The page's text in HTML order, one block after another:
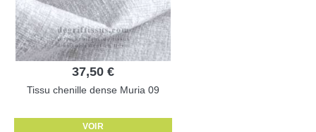
37,50 €
Tissu chenille dense Muria 09
VOIR